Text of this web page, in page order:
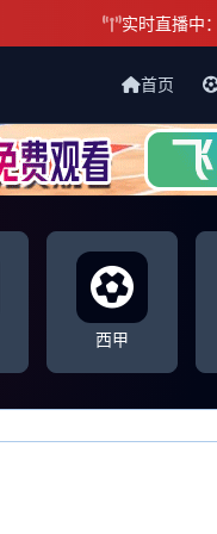
实时直播中
首页
西甲